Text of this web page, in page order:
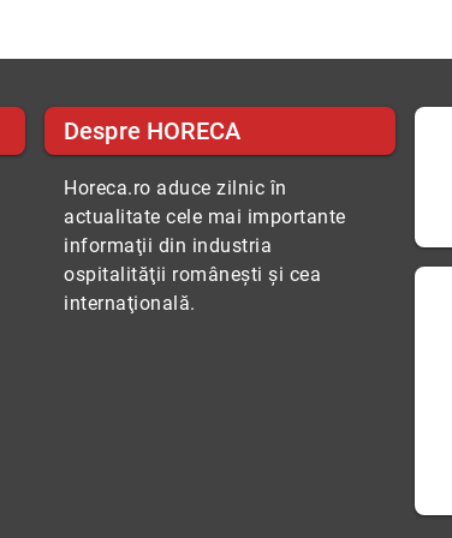
Despre HORECA
Horeca.ro aduce zilnic în
actualitate cele mai importante
informaţii din industria
ospitalităţii româneşti şi cea
internaţională.